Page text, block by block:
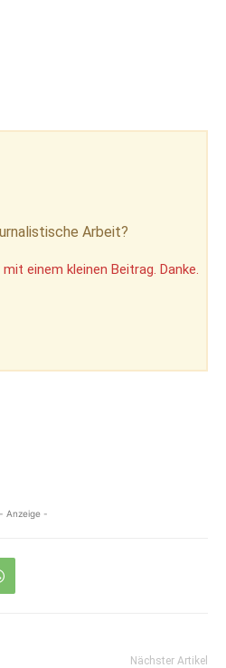
Arbeit?
einem kleinen Beitrag. Danke.
- Anzeige -
Nächster Artikel